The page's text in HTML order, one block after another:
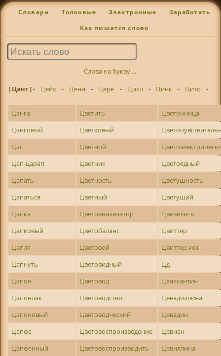
Словари Толковые Электронные Заработать
Как пишется слово
Слова на букву ...
[ Цанг ]- Цейх - Ценн - Цере - Цикл - Цинк - Цито -
Цанга Цветить
Цветочница
Цанговый
Цветковый
Цап
Цветной
Цап-царап
Цветник
Цветоядный
Цапать
Цветность
Цветушность
Цапаться
Цветный
Цветущий
Цапка
Цветоанализатор
Цвизелить
Цапковый
Цветобаланс
Цвиттер
Цапля
Цветовой
Цвиттер-ион
Цапнуть
Цветовидный
Цд
Цапон
Цветовод
Цеаксантин
Цапонлак
Цветоводство
Цевадиллина
Цапоновый
Цветоводческий
Цевадин
Цапфа
Цветовоспроизведение
Цевиан
Цапфенный
Цветовоспроизводить
Цевиллина